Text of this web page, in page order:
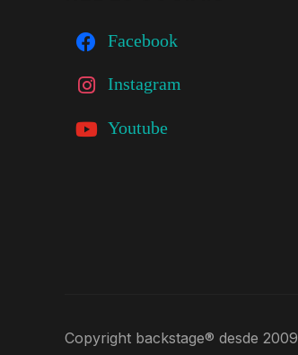
Facebook
Instagram
Youtube
Copyright backstage® desde 2009